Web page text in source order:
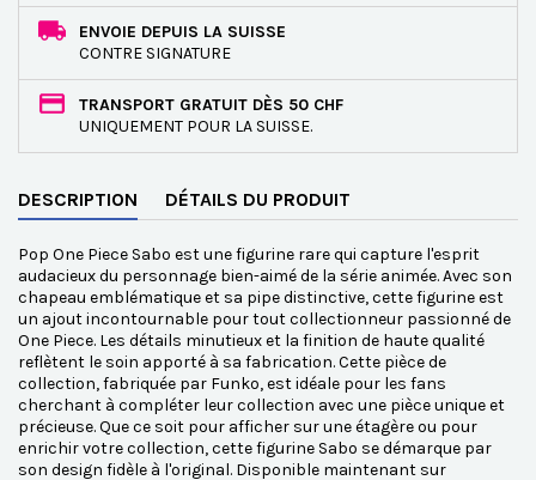
ENVOIE DEPUIS LA SUISSE
CONTRE SIGNATURE
TRANSPORT GRATUIT DÈS 50 CHF
UNIQUEMENT POUR LA SUISSE.
DESCRIPTION DÉTAILS DU PRODUIT
Pop One Piece Sabo est une figurine rare qui capture l'esprit
audacieux du personnage bien-aimé de la série animée. Avec son
chapeau emblématique et sa pipe distinctive, cette figurine est
un ajout incontournable pour tout collectionneur passionné de
One Piece. Les détails minutieux et la finition de haute qualité
reflètent le soin apporté à sa fabrication. Cette pièce de
collection, fabriquée par Funko, est idéale pour les fans
cherchant à compléter leur collection avec une pièce unique et
précieuse. Que ce soit pour afficher sur une étagère ou pour
enrichir votre collection, cette figurine Sabo se démarque par
son design fidèle à l'original. Disponible maintenant sur